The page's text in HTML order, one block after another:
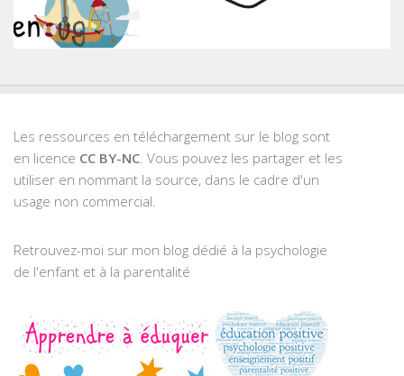
Les ressources en téléchargement sur le blog sont
en licence CC BY-NC. Vous pouvez les partager et les
utiliser en nommant la source, dans le cadre d'un
usage non commercial.
Retrouvez-moi sur mon blog dédié à la psychologie
de l'enfant et à la parentalité